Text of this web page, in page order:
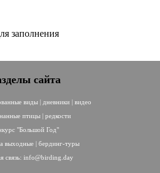
заполнения
сайта
виды | дневники | видео
птицы | редкости
"Большой Год"
выходные | бердинг-туры
связь: info@birding.day